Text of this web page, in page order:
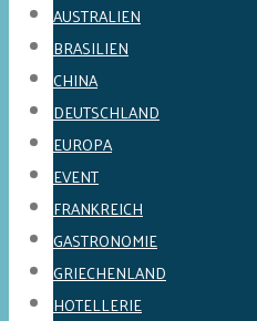
AUSTRALIEN
BRASILIEN
CHINA
DEUTSCHLAND
EUROPA
EVENT
FRANKREICH
GASTRONOMIE
GRIECHENLAND
HOTELLERIE